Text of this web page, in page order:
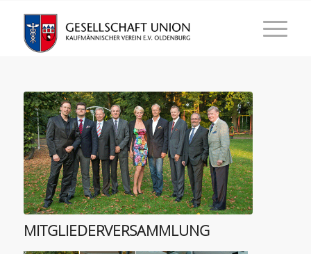
MITGLIEDERVERSAMMLUNG